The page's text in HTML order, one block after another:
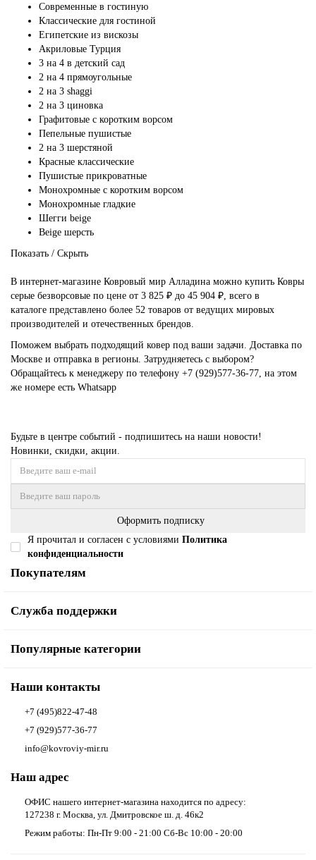
Современные в гостиную
Классические для гостиной
Египетские из вискозы
Акриловые Турция
3 на 4 в детский сад
2 на 4 прямоугольные
2 на 3 shaggi
2 на 3 циновка
Графитовые с коротким ворсом
Пепельные пушистые
2 на 3 шерстяной
Красные классические
Пушистые прикроватные
Монохромные с коротким ворсом
Монохромные гладкие
Шегги beige
Beige шерсть
Показать / Скрыть
В интернет-магазине Ковровый мир Алладина можно купить Ковры
серые безворсовые по цене от 3 825 ₽ до 45 904 ₽, всего в
каталоге представлено более 52 товаров от ведущих мировых
производителей и отечественных брендов.
Поможем выбрать подходящий ковер под ваши задачи. Доставка по
Москве и отправка в регионы. Затрудняетесь с выбором?
Обращайтесь к менеджеру по телефону +7 (929)577-36-77 , на этом
же номере есть Whatsapp
Будьте в центре событий - подпишитесь на наши новости!
Новинки, скидки, акции.
Оформить подписку
Я прочитал и согласен с условиями Политика
конфиденциальности
Покупателям
Служба поддержки
Популярные категории
Наши контакты
+7 (495)822-47-48
+7 (929)577-36-77
info@kovroviy-mir.ru
Наш адрес
ОФИС нашего интернет-магазина находится по адресу:
127238 г. Москва, ул. Дмитровское ш. д. 46к2
Режим работы: Пн-Пт 9:00 - 21:00 Сб-Вс 10:00 - 20:00